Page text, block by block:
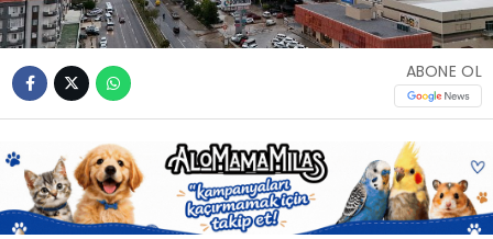
Youtube
ABONE OL